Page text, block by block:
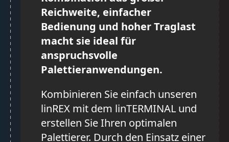
Reichweite, einfacher
Bedienung und hoher Traglast
macht sie ideal für
anspruchsvolle
Palettieranwendungen.
Kombinieren Sie einfach unseren
linREX mit dem linTERMINAL und
erstellen Sie Ihren optimalen
Palettierer. Durch den Einsatz einer